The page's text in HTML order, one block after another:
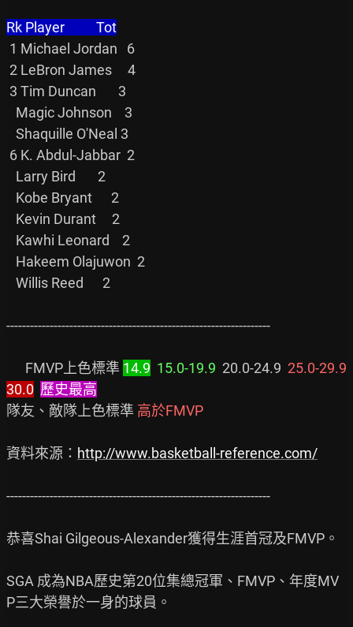
Rk Player          Tot
-------------------------------------------------------------------
      FMVP上色標準
14.9 15.0-19.9
  20.0-24.9
25.0-29.9
30.0 歷史最高
隊友、敵隊上色標準 高於FMVP
資料來源： http://www.basketball-reference.com/
-------------------------------------------------------------------
恭喜Shai Gilgeous-Alexander獲得生涯首冠及FMVP。
SGA 成為NBA歷史第20位集總冠軍、FMVP、年度MV
P三大榮譽於一身的球員。